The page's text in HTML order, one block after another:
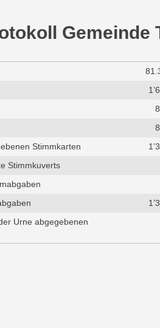
Gemeinde
Stimmkarten
Stimmkuverts
Urne abgegebenen